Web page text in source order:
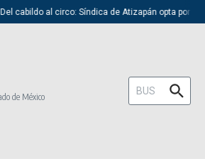
Del cabildo al circo: Síndica de Atizapán opta por
de México
Buscar: